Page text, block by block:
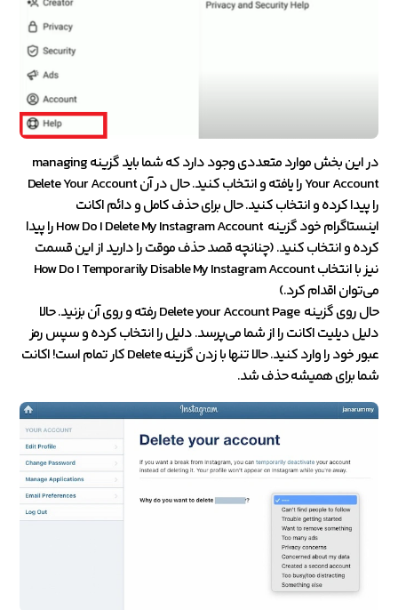
در این بخش موارد متعددی وجود دارد که شما باید گزینه managing
Your Account را یافته و انتخاب کنید. حال در آن Delete Your Account
را پیدا کرده و انتخاب کنید. حال برای حذف کامل و دائم اکانت
اینستاگرام خود گزینه How Do I Delete My Instagram Account را پیدا
کرده و انتخاب کنید. (چنانچه قصد حذف موقت را دارید از این قسمت
نیز با انتخاب How Do I Temporarily Disable My Instagram Account
می‌توان اقدام کرد.)
حال روی گزینه Delete your Account Page رفته و روی آن بزنید. حالا
دلیل دیلیت اکانت را از شما می‌پرسد. دلیل را انتخاب کرده و سپس رمز
عبور خود را وارد کنید. حالا تنها با زدن گزینه Delete کار تمام است! اکانت
شما برای همیشه حذف شد.